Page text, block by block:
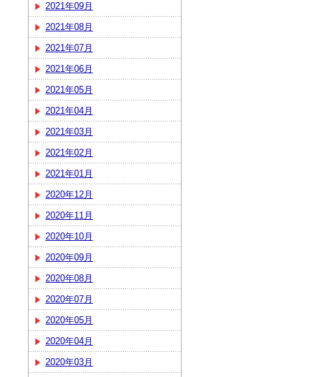
2021年09月
2021年08月
2021年07月
2021年06月
2021年05月
2021年04月
2021年03月
2021年02月
2021年01月
2020年12月
2020年11月
2020年10月
2020年09月
2020年08月
2020年07月
2020年05月
2020年04月
2020年03月